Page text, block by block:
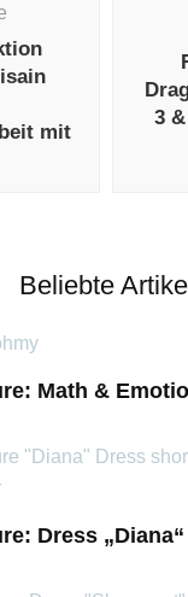
mit
3
Beliebte Artikel
Math &
Dress